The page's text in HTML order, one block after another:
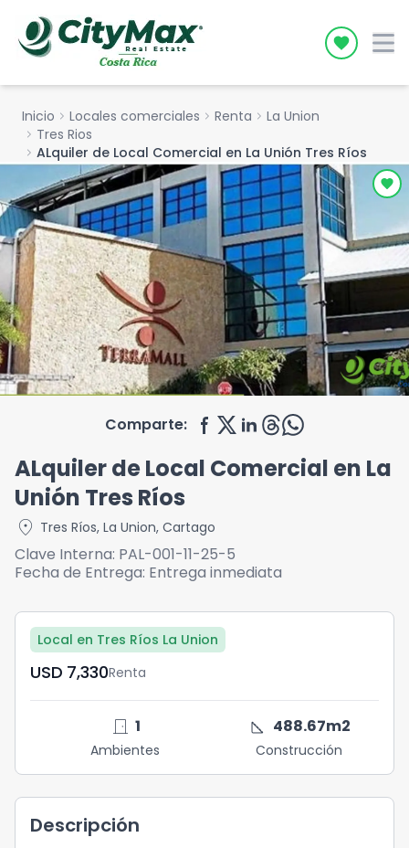
Icon
Inicio chevron_right Locales comerciales chevron_right Renta chevron_right La Union
chevron_right Tres Rios
chevron_right ALquiler de Local Comercial en La Unión Tres Ríos
Comparte:
ALquiler de Local Comercial en La
Unión Tres Ríos
location_on Tres Ríos, La Union, Cartago
Clave Interna: PAL-001-11-25-5
Fecha de Entrega: Entrega inmediata
Local en Tres Ríos La Union
USD	7,330Renta
door_front 1
Ambientes
square_foot 488.67m2
Construcción
Descripción